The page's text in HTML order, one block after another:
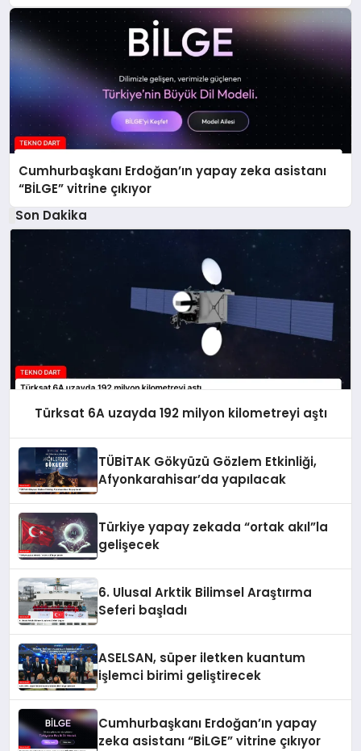
Cumhurbaşkanı Erdoğan’ın yapay zeka asistanı
“BİLGE” vitrine çıkıyor
Son Dakika
Türksat 6A uzayda 192 milyon kilometreyi aştı
TÜBİTAK Gökyüzü Gözlem Etkinliği,
Afyonkarahisar’da yapılacak
Türkiye yapay zekada “ortak akıl”la
gelişecek
6. Ulusal Arktik Bilimsel Araştırma
Seferi başladı
ASELSAN, süper iletken kuantum
işlemci birimi geliştirecek
Cumhurbaşkanı Erdoğan’ın yapay
zeka asistanı “BİLGE” vitrine çıkıyor